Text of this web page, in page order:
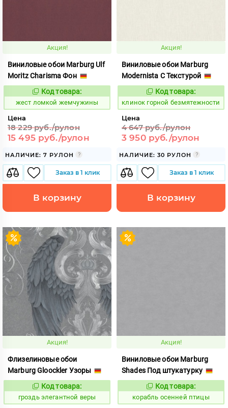
Акция!
Виниловые обои Marburg Ulf
Moritz Charisma Фон
Код:
381026
Код товара:
жест ломкой жемчужины
Цена
18 229 руб./рулон
15 495 руб./рулон
НАЛИЧИЕ: 7 РУЛОН
Заказ в 1 клик
В корзину
Акция!
Виниловые обои Marburg
Modernista С Текстурой
Код:
643004
Код товара:
клинок горной безмятежности
Цена
4 647 руб./рулон
3 950 руб./рулон
НАЛИЧИЕ: 30 РУЛОН
Заказ в 1 клик
В корзину
Акция!
Флизелиновые обои
Marburg Gloockler Узоры
Код:
332508
Код товара:
гроздь элегантной веры
Акция!
Виниловые обои Marburg
Shades Под штукатурку
Код:
774073
Код товара:
корабль осенней птицы